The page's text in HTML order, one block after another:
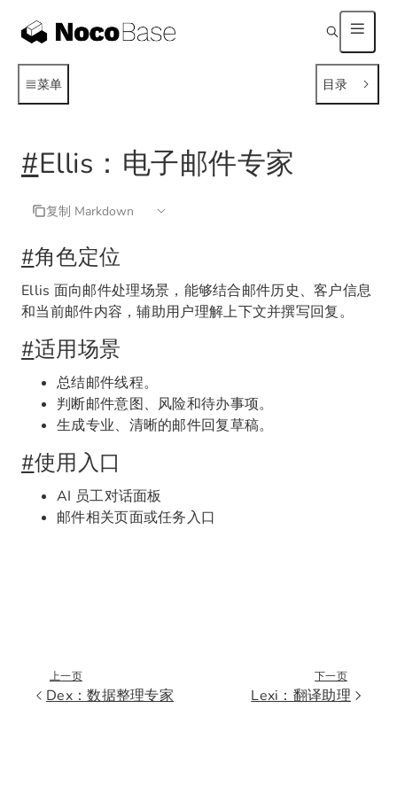
菜单 目录
#Ellis：电子邮件专家
复制 Markdown
#角色定位
Ellis 面向邮件处理场景，能够结合邮件历史、客户信息
和当前邮件内容，辅助用户理解上下文并撰写回复。
#适用场景
总结邮件线程。
判断邮件意图、风险和待办事项。
生成专业、清晰的邮件回复草稿。
#使用入口
AI 员工对话面板
邮件相关页面或任务入口
上一页
Dex：数据整理专家
下一页
Lexi：翻译助理